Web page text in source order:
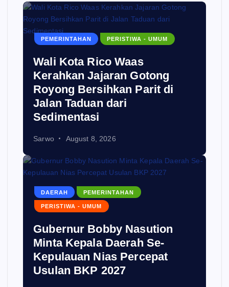
PEMERINTAHAN PERISTIWA - UMUM
Wali Kota Rico Waas
Kerahkan Jajaran Gotong
Royong Bersihkan Parit di
Jalan Taduan dari
Sedimentasi
Sarwo August 8, 2026
DAERAH PEMERINTAHAN
PERISTIWA - UMUM
Gubernur Bobby Nasution
Minta Kepala Daerah Se-
Kepulauan Nias Percepat
Usulan BKP 2027